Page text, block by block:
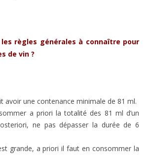
règles générales à connaître pour
de vin ?
avoir une contenance minimale de 81 ml.
a priori la totalité des 81 ml d’un
ne pas dépasser la durée de 6
grande, a priori il faut en consommer la